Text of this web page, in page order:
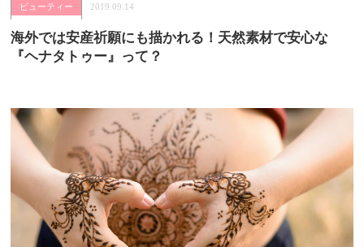
ビューティー 2019.09.14
海外では安産祈願にも描かれる！天然素材で安心な
『ヘナタトゥー』って？